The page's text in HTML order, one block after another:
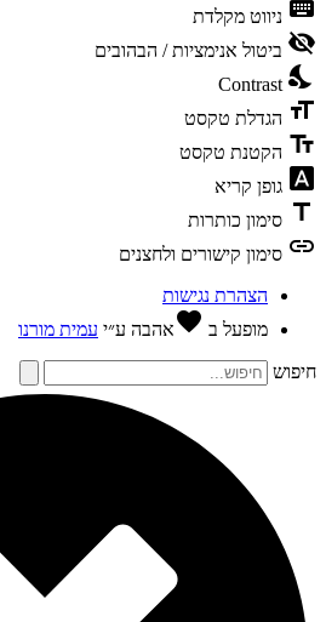
ניווט מקלדת
ביטול אנימציות / הבהובים
Contrast
הגדלת טקסט
הקטנת טקסט
גופן קריא
סימון כותרות
סימון קישורים ולחצנים
הצהרת נגישות
מופעל בfavoriteאהבהע״יעמית מורנו